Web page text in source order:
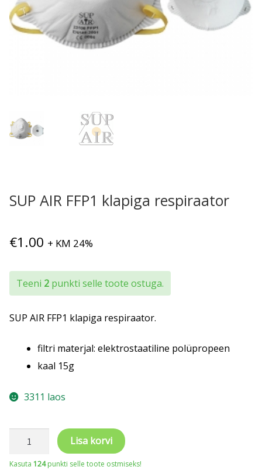
SUP AIR FFP1 klapiga respiraator
€1.00 + KM 24%
Teeni 2 punkti selle toote ostuga.
SUP AIR FFP1 klapiga respiraator.
filtri materjal: elektrostaatiline polüpropeen
kaal 15g
3311 laos
Lisa korvi
Kasuta 124punkti selle toote ostmiseks!